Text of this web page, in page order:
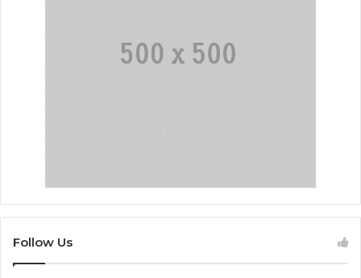
Follow Us